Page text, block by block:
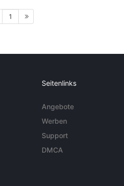
1
Seitenlinks
Angebote
Werben
Support
DMCA